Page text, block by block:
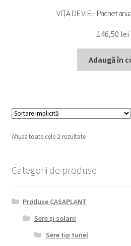
VIȚA DE VIE – Pachet
146,50 lei
Adaugă în
Afișez toate cele 2 rezultate
Categorii de produse
Produse CASAPLANT
Sere și solarii
Sere tip tunel